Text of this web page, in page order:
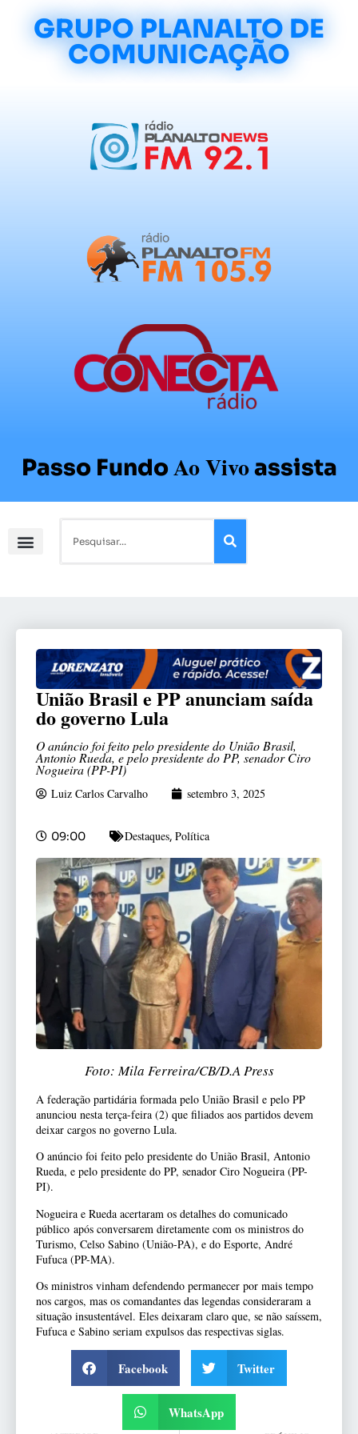
GRUPO PLANALTO DE
COMUNICAÇÃO
Passo FundoAo Vivoassista
União Brasil e PP anunciam saída
do governo Lula
O anúncio foi feito pelo presidente do União Brasil,
Antonio Rueda, e pelo presidente do PP, senador Ciro
Nogueira (PP-PI)
Luiz Carlos Carvalho setembro 3, 2025
09:00 Destaques, Política
Foto: Mila Ferreira/CB/D.A Press
A federação partidária formada pelo União Brasil e pelo PP
anunciou nesta terça-feira (2) que filiados aos partidos devem
deixar cargos no governo Lula.
O anúncio foi feito pelo presidente do União Brasil, Antonio
Rueda, e pelo presidente do PP, senador Ciro Nogueira (PP-
PI).
Nogueira e Rueda acertaram os detalhes do comunicado
público após conversarem diretamente com os ministros do
Turismo, Celso Sabino (União-PA), e do Esporte, André
Fufuca (PP-MA).
Os ministros vinham defendendo permanecer por mais tempo
nos cargos, mas os comandantes das legendas consideraram a
situação insustentável. Eles deixaram claro que, se não saíssem,
Fufuca e Sabino seriam expulsos das respectivas siglas.
Facebook Twitter
WhatsApp